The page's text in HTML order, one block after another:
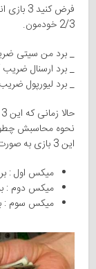
2/3 خودمون.
_ برد من سیتی
_ برد ارسنال ضریب 1.7
_ برد لیورپول ضریب
نحوه محاسبش
این 3 بازی به صورت 3 میکس مجزا حساب میشن به شکل زیر:
میکس اول :
میکس دوم :
میکس سوم :